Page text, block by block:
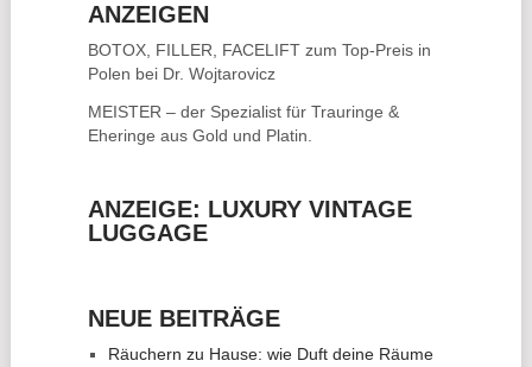
ANZEIGEN
BOTOX, FILLER, FACELIFTzum Top-Preis in
Polen bei Dr. Wojtarovicz
MEISTER – der Spezialist für Trauringe &
Eheringe aus Gold und Platin.
ANZEIGE: LUXURY VINTAGE
LUGGAGE
NEUE BEITRÄGE
Räuchern zu Hause: wie Duft deine Räume